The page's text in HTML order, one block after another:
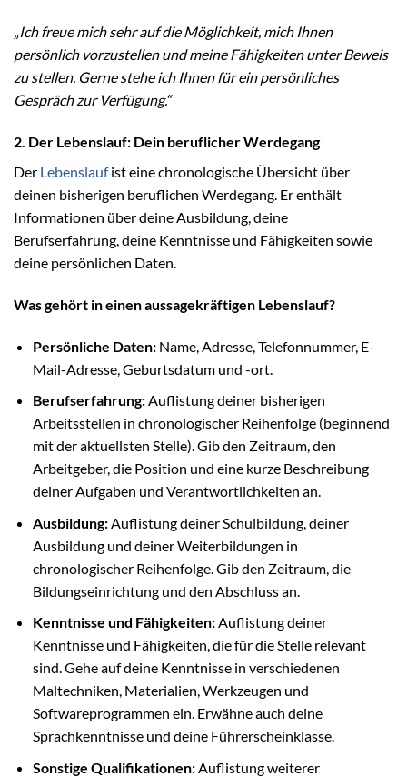
„Ich freue mich sehr auf die Möglichkeit, mich Ihnen
persönlich vorzustellen und meine Fähigkeiten unter Beweis
zu stellen. Gerne stehe ich Ihnen für ein persönliches
Gespräch zur Verfügung.“
2. Der Lebenslauf: Dein beruflicher Werdegang
Der Lebenslaufist eine chronologische Übersicht über
deinen bisherigen beruflichen Werdegang. Er enthält
Informationen über deine Ausbildung, deine
Berufserfahrung, deine Kenntnisse und Fähigkeiten sowie
deine persönlichen Daten.
Was gehört in einen aussagekräftigen Lebenslauf?
Persönliche Daten:Name, Adresse, Telefonnummer, E-
Mail-Adresse, Geburtsdatum und -ort.
Berufserfahrung:Auflistung deiner bisherigen
Arbeitsstellen in chronologischer Reihenfolge (beginnend
mit der aktuellsten Stelle). Gib den Zeitraum, den
Arbeitgeber, die Position und eine kurze Beschreibung
deiner Aufgaben und Verantwortlichkeiten an.
Ausbildung:Auflistung deiner Schulbildung, deiner
Ausbildung und deiner Weiterbildungen in
chronologischer Reihenfolge. Gib den Zeitraum, die
Bildungseinrichtung und den Abschluss an.
Kenntnisse und Fähigkeiten:Auflistung deiner
Kenntnisse und Fähigkeiten, die für die Stelle relevant
sind. Gehe auf deine Kenntnisse in verschiedenen
Maltechniken, Materialien, Werkzeugen und
Softwareprogrammen ein. Erwähne auch deine
Sprachkenntnisse und deine Führerscheinklasse.
Sonstige Qualifikationen:Auflistung weiterer